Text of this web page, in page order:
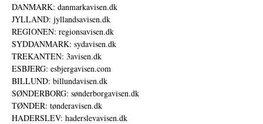
DANMARK: danmarkavisen.dk
JYLLAND: jyllandsavisen.dk
REGIONEN: regionsavisen.dk
SYDDANMARK: sydavisen.dk
TREKANTEN: 3avisen.dk
ESBJERG: esbjergavisen.com
BILLUND: billundavisen.dk
SØNDERBORG: sønderborgavisen.dk
TØNDER: tønderavisen.dk
HADERSLEV: haderslevavisen.dk